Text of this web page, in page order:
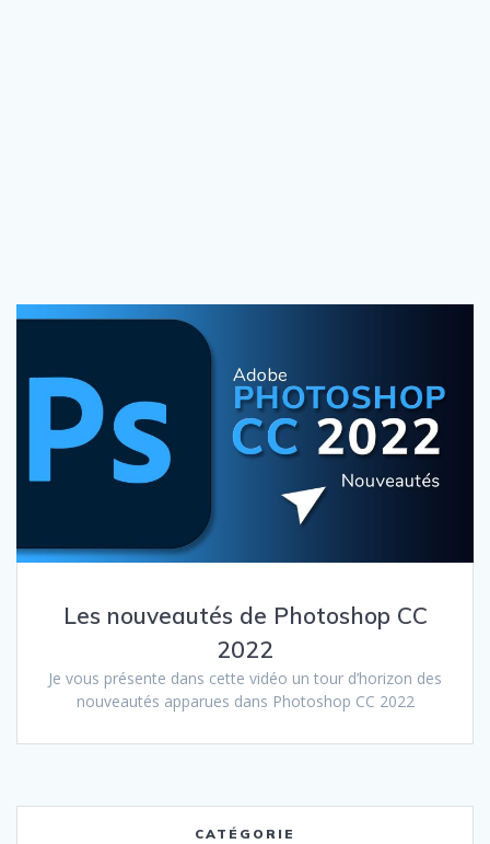
Les nouveautés de Photoshop CC
2022
Je vous présente dans cette vidéo un tour d’horizon des
nouveautés apparues dans Photoshop CC 2022
CATÉGORIE